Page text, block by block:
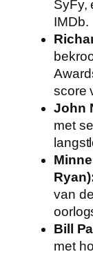
SyFy,
IMDb.
score
John
met
van
Bill
met